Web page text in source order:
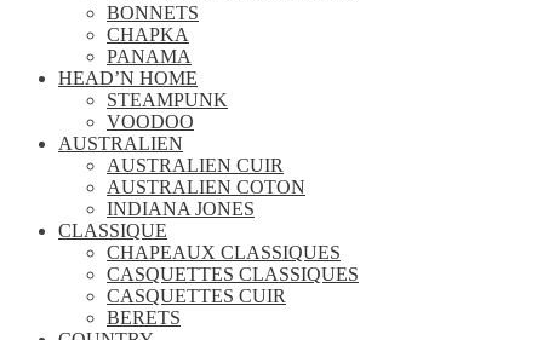
BONNETS
CHAPKA
PANAMA
HEAD’N HOME
STEAMPUNK
VOODOO
AUSTRALIEN
AUSTRALIEN CUIR
AUSTRALIEN COTON
INDIANA JONES
CLASSIQUE
CHAPEAUX CLASSIQUES
CASQUETTES CLASSIQUES
CASQUETTES CUIR
BERETS